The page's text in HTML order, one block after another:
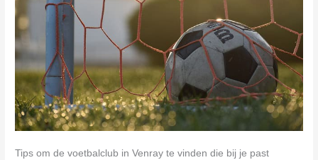
Tips om de voetbalclub in Venray te vinden die bij je past